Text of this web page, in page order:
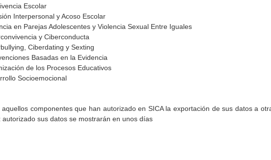
Escolar
Interpersonal y Acoso Escolar
en Parejas Adolescentes y Violencia Sexual Entre Iguales
y Ciberconducta
Ciberdating y Sexting
Basadas en la Evidencia
de los Procesos Educativos
Socioemocional
componentes que han autorizado en SICA la exportación de sus datos a
autorizado sus datos se mostrarán en unos días